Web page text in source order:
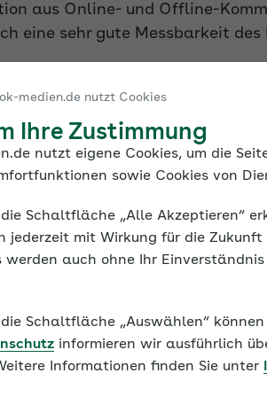
aus Online- und Offline-
eine sehr gute Messbarkeit des
medien.de nutzt Cookies
Ihre Zustimmung
nutzt eigene Cookies, um die
sowie Cookies von
Schaltfläche „Alle Akzeptieren“
jederzeit mit Wirkung für die
werden auch ohne Ihr
Schaltfläche „Auswählen“
informieren wir ausführlich
Informationen finden Sie unter